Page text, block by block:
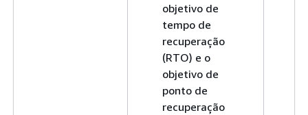
objetivo de
tempo de
recuperação
(RTO) e o
objetivo de
ponto de
recuperação